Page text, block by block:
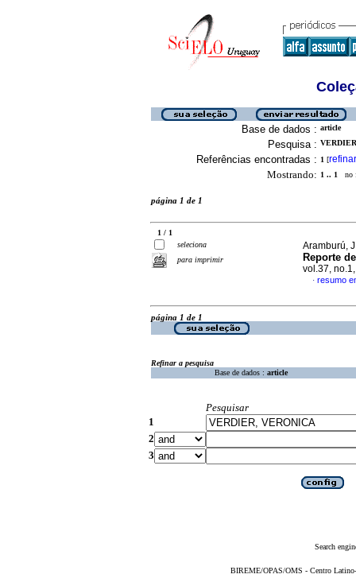
Base de dados : article
Pesquisa :
Referências encontradas : 1 [refinar
Mostrando: 1 .. 1 no
página 1 de 1
1 / 1
seleciona
para imprimir
Aramburú,
Reporte
vol.37,
· resumo
página 1 de 1
Refinar a pesquisa
Base de dados : article
Pesquisar
1
2
3
Search
BIREME/OPAS/OMS - Centro Latino-